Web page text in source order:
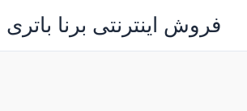
محتوا
فروش اینترنتی برنا باتری